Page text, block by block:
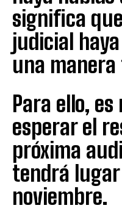
significa
judicial
una
Para ello,
esperar el
próxima
tendrá lugar
noviembre.